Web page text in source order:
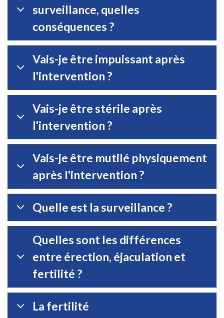
surveillance, quelles
conséquences ?
Vais-je être impuissant après
l'intervention ?
Vais-je être stérile après
l'intervention ?
Vais-je être mutilé physiquement
après l'intervention ?
Quelle est la surveillance ?
Quelles sont les différences
entre érection, éjaculation et
fertilité ?
La fertilité